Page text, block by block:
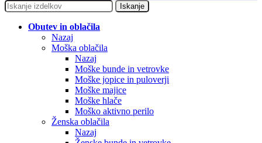
Iskanje
Obutev in oblačila
Nazaj
Moška oblačila
Nazaj
Moške bunde in vetrovke
Moške jopice in puloverji
Moške majice
Moške hlače
Moško aktivno perilo
Ženska oblačila
Nazaj